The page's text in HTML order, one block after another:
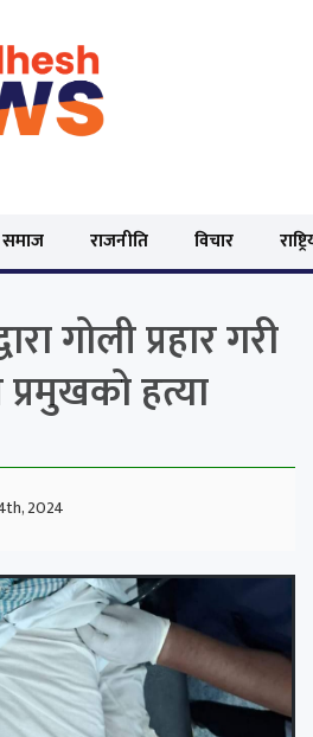
समाज राजनीति विचार
गोली प्रहार गरी
हत्या
2024